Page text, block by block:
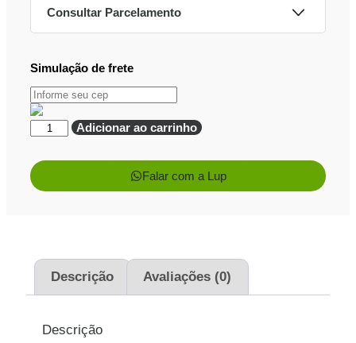
Consultar Parcelamento
Dinheiro ou PIX
Cartões de crédito:
Simulação de frete
Adicionar ao carrinho
Falar com a Lup
Descrição Avaliações (0)
Descrição